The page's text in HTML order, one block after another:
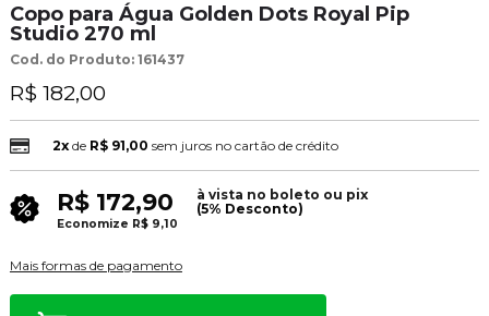
Copo para Água Golden Dots Royal Pip
Studio 270 ml
Cod. do Produto: 161437
R$ 182,00
2xde R$ 91,00 sem juros no cartão de crédito
R$ 172,90
à vista no boleto ou pix
(5% Desconto)
Economize R$ 9,10
Mais formas de pagamento